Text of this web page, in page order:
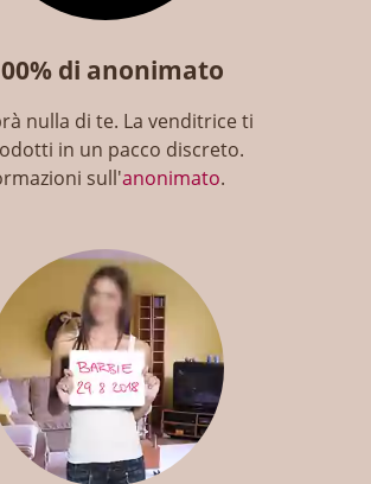
di anonimato
nulla di te. La venditrice ti
in un pacco discreto.
sull'anonimato.